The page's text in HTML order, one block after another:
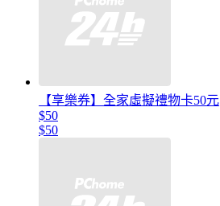
【享樂券】全家虛擬禮物卡50元
$50
$50